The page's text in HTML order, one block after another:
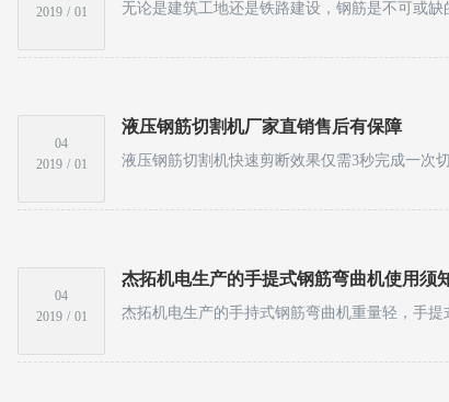
2019 / 01
04
2019 / 01
液压钢筋切割机厂家直销售后有保障
04
2019 / 01
杰拓机电生产的手提式钢筋弯曲机使用须